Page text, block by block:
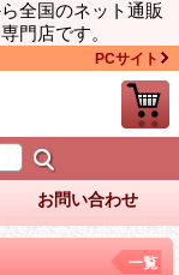
全国のネット通販
門店です。
PCサイト
お問い合わせ
一覧